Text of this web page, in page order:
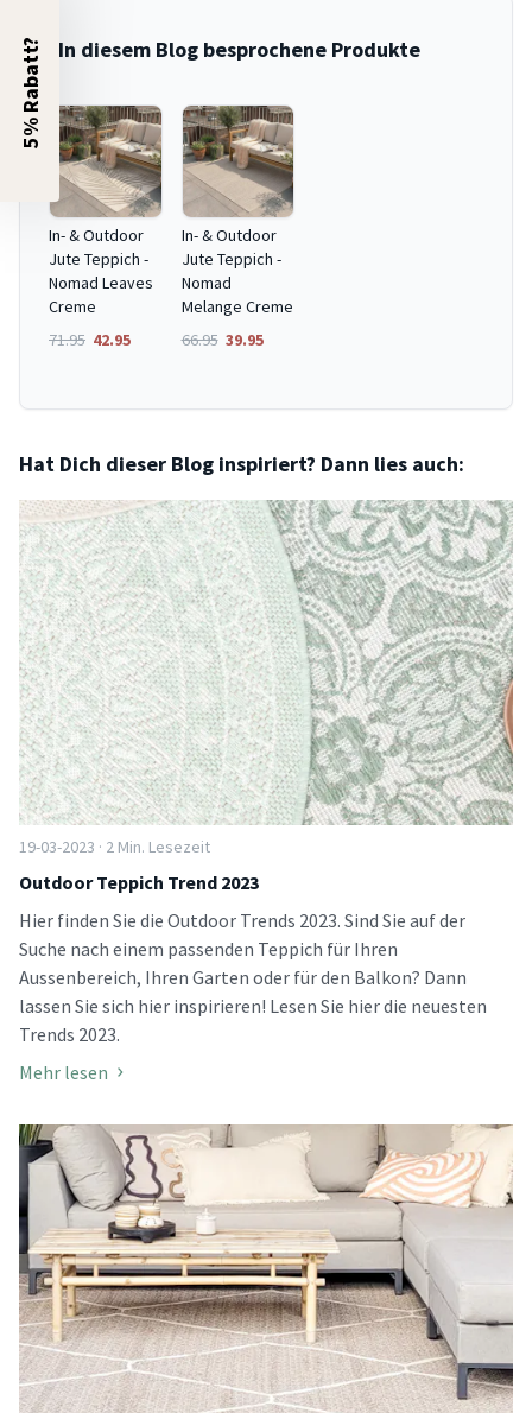
In diesem Blog besprochene Produkte
In- & Outdoor
Jute Teppich -
Nomad Leaves
Creme
71.95 42.95
In- & Outdoor
Jute Teppich -
Nomad
Melange Creme
66.95 39.95
Hat Dich dieser Blog inspiriert? Dann lies auch:
19-03-2023 · 2 Min. Lesezeit
Outdoor Teppich Trend 2023
Hier finden Sie die Outdoor Trends 2023. Sind Sie auf der
Suche nach einem passenden Teppich für Ihren
Aussenbereich, Ihren Garten oder für den Balkon? Dann
lassen Sie sich hier inspirieren! Lesen Sie hier die neuesten
Trends 2023.
Mehr lesen
5% Rabatt?